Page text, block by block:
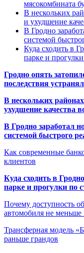
мясокомбината
В нескольких
и ухудшение
В Гродно
системой
Куда сходить в
парке и
Гродно опять
последствия
В нескольких
ухудшение качества
В Гродно заработал
системой быстрого
Как современные
клиентов
Куда сходить в
парке и прогулки по
Почему доступность
автомобиля не
Трансферная модель
раньше грандов